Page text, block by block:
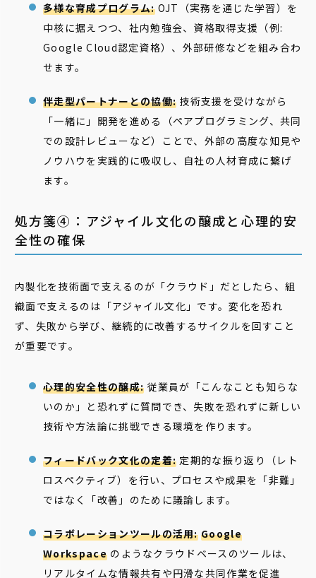
多様な育成プログラム:OJT（実務を通じた学習）を
中核に据えつつ、社内勉強会、資格取得支援（例:
Google Cloud認定資格）、外部研修などを組み合わ
せます。
伴走型パートナーとの協働: 技術支援を受けながら
「一緒に」開発を進める（ペアプログラミング、共同
での設計レビューなど）ことで、外部の高度な知見や
ノウハウを実践的に吸収し、自社の人材育成に繋げ
ます。
処方箋④：アジャイル文化の醸成と心理的安
全性の確保
内製化を技術面で支えるのが「クラウド」だとしたら、組
織面で支えるのは「アジャイル文化」です。変化を恐れ
ず、失敗から学び、継続的に改善するサイクルを回すこと
が重要です。
心理的安全性の醸成: 従業員が「こんなことも知らな
いのか」と恐れずに質問でき、失敗を恐れずに新しい
技術や方法論に挑戦できる環境を作ります。
フィードバック文化の定着: 定期的な振り返り（レト
ロスペクティブ）を行い、プロセスや成果を「非難」
ではなく「改善」のために議論します。
コラボレーションツールの活用: Google
Workspaceのようなクラウドベースのツールは、
リアルタイムな情報共有や円滑な共同作業を促進